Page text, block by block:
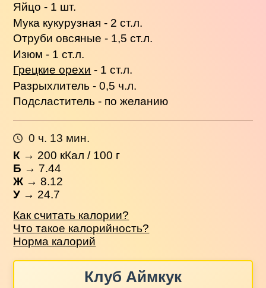
Яйцо - 1 шт.
Мука кукурузная - 2 ст.л.
Отруби овсяные - 1,5 ст.л.
Изюм - 1 ст.л.
Грецкие орехи - 1 ст.л.
Разрыхлитель - 0,5 ч.л.
Подсластитель - по желанию
0 ч. 13 мин.
К → 200 кКал / 100 г
Б → 7.44
Ж → 8.12
У → 24.7
Как считать калории?
Что такое калорийность?
Норма калорий
Клуб Аймкук